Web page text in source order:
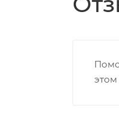
этом